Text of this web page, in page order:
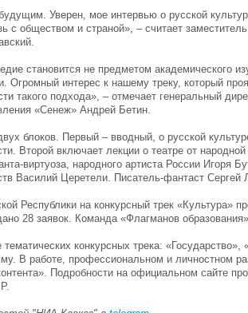
Уверен, мое интервью о русской
с обществом и страной», – считает
становится не предметом академического
Огромный интерес к нашему треку, который
такого подхода», – отмечает генеральный
«Сенеж» Андрей Бетин.
блоков. Первый – вводный, о русской
Второй включает лекции о театре от
виртуоза, народного артиста России Игоря
Василий Церетели. Писатель-фантаст Сергей
Республики на конкурсный трек «Культура»
28 заявок. Команда «Флагманов
конкурсных трека:
В работе, профессиональном и личностном
Подробности на официальном сайте